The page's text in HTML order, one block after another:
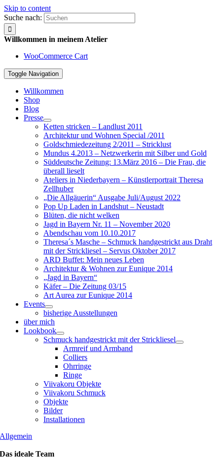
Skip to content
Suche nach:
Willkommen in meinem Atelier
WooCommerce Cart
Toggle Navigation
Willkommen
Shop
Blog
Presse
Ketten stricken – Landlust 2011
Architektur und Wohnen Special /2011
Goldschmiedezeitung 2/2011 – Stricklust
Mundus 4.2013 – Netzwerkerin mit Silber und Gold
Süddeutsche Zeitung: 13.März 2016 – Die Frau, die
überall lieselt
Ateliers in Niederbayern – Künstlerportrait Theresa
Zellhuber
„Die Allgäuerin“ Ausgabe Juli/August 2022
Pop Up Laden in Landshut – Neustadt
Blüten, die nicht welken
Jagd in Bayern Nr. 11 – November 2020
Abendschau vom 10.10.2017
Theresa´s Masche – Schmuck handgestrickt aus Draht
mit der Strickliesel – Servus Oktober 2017
ARD Buffet: Mein neues Leben
Architektur & Wohnen zur Eunique 2014
„Jagd in Bayern“
Käfer – Die Zeitung 03/15
Art Aurea zur Eunique 2014
Events
bisherige Ausstellungen
über mich
Lookbook
Schmuck handgestrickt mit der Strickliesel
Armreif und Armband
Colliers
Ohrringe
Ringe
Viivakoru Objekte
Viivakoru Schmuck
Objekte
Bilder
Installationen
Allgemein
Das ideale Team